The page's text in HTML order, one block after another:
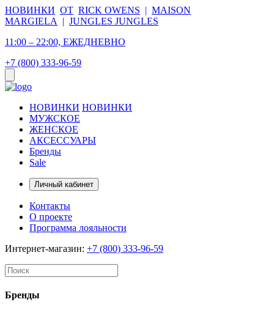
НОВИНКИ ОТ RICK OWENS | MAISON
MARGIELA
| JUNGLES JUNGLES
11:00 – 22:00, ЕЖЕДНЕВНО
+7 (800) 333-96-59
НОВИНКИ НОВИНКИ
МУЖСКОЕ
ЖЕНСКОЕ
АКСЕССУАРЫ
Бренды
Sale
Личный кабинет
Контакты
О проекте
Программа лояльности
Интернет-магазин: +7 (800) 333-96-59
Бренды